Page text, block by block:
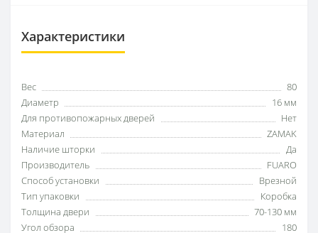
Характеристики
Вес
80
Диаметр
16 мм
Для противопожарных дверей
Нет
Материал
ZAMAK
Наличие шторки
Да
Производитель
FUARO
Способ установки
Врезной
Тип упаковки
Коробка
Толщина двери
70-130 мм
Угол обзора
180